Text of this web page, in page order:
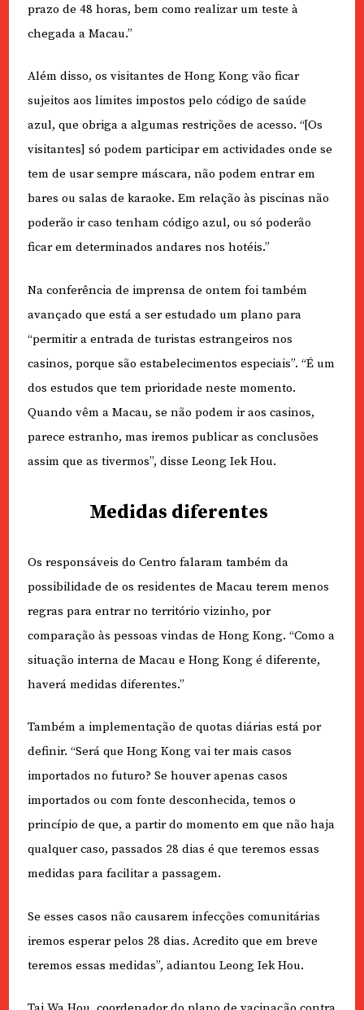
prazo de 48 horas, bem como realizar um teste à
chegada a Macau.”
Além disso, os visitantes de Hong Kong vão ficar
sujeitos aos limites impostos pelo código de saúde
azul, que obriga a algumas restrições de acesso. “[Os
visitantes] só podem participar em actividades onde se
tem de usar sempre máscara, não podem entrar em
bares ou salas de karaoke. Em relação às piscinas não
poderão ir caso tenham código azul, ou só poderão
ficar em determinados andares nos hotéis.”
Na conferência de imprensa de ontem foi também
avançado que está a ser estudado um plano para
“permitir a entrada de turistas estrangeiros nos
casinos, porque são estabelecimentos especiais”. “É um
dos estudos que tem prioridade neste momento.
Quando vêm a Macau, se não podem ir aos casinos,
parece estranho, mas iremos publicar as conclusões
assim que as tivermos”, disse Leong Iek Hou.
Medidas diferentes
Os responsáveis do Centro falaram também da
possibilidade de os residentes de Macau terem menos
regras para entrar no território vizinho, por
comparação às pessoas vindas de Hong Kong. “Como a
situação interna de Macau e Hong Kong é diferente,
haverá medidas diferentes.”
Também a implementação de quotas diárias está por
definir. “Será que Hong Kong vai ter mais casos
importados no futuro? Se houver apenas casos
importados ou com fonte desconhecida, temos o
princípio de que, a partir do momento em que não haja
qualquer caso, passados 28 dias é que teremos essas
medidas para facilitar a passagem.
Se esses casos não causarem infecções comunitárias
iremos esperar pelos 28 dias. Acredito que em breve
teremos essas medidas”, adiantou Leong Iek Hou.